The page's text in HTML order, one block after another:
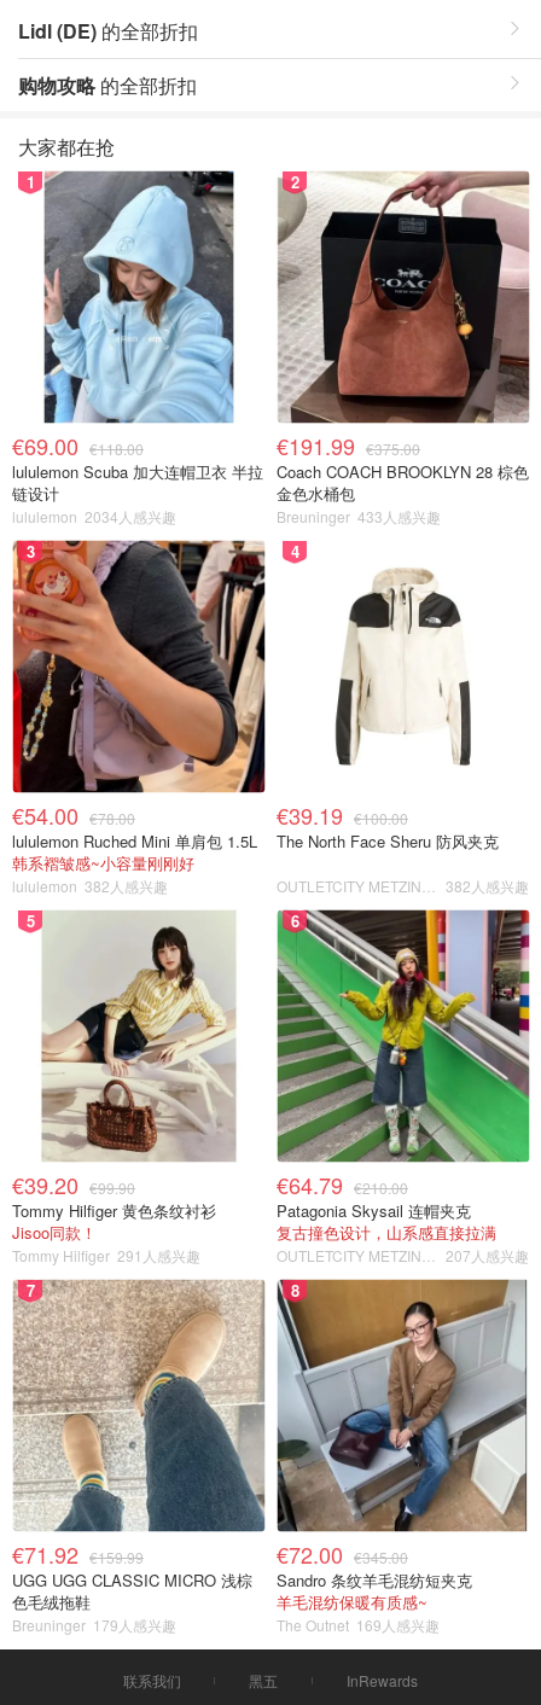
Lidl (DE) 的全部折扣
购物攻略的全部折扣
大家都在抢
1
€69.00 €118.00
lululemon Scuba 加大连帽卫衣 半拉
链设计
lululemon 2034人感兴趣
2
€191.99 €375.00
Coach COACH BROOKLYN 28 棕色
金色水桶包
Breuninger 433人感兴趣
3
€54.00 €78.00
lululemon Ruched Mini 单肩包 1.5L
韩系褶皱感~小容量刚刚好
lululemon 382人感兴趣
4
€39.19 €100.00
The North Face Sheru 防风夹克
382人感兴趣
5
€39.20 €99.90
Tommy Hilfiger 黄色条纹衬衫
Jisoo同款！
Tommy Hilfiger 291人感兴趣
6
€64.79 €210.00
Patagonia Skysail 连帽夹克
复古撞色设计，山系感直接拉满
207人感兴趣
7
€71.92 €159.99
UGG UGG CLASSIC MICRO 浅棕
色毛绒拖鞋
Breuninger 179人感兴趣
8
€72.00 €345.00
Sandro 条纹羊毛混纺短夹克
羊毛混纺保暖有质感~
The Outnet 169人感兴趣
联系我们 黑五
InRewards